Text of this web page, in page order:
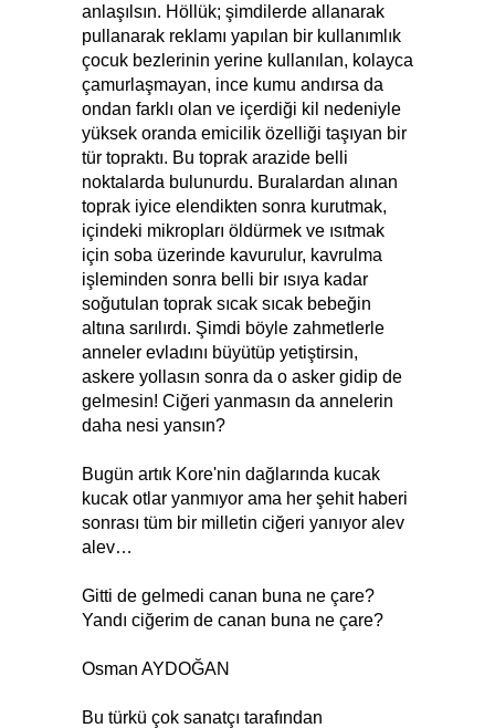
anlaşılsın. Höllük; şimdilerde allanarak
pullanarak reklamı yapılan bir kullanımlık
çocuk bezlerinin yerine kullanılan, kolayca
çamurlaşmayan, ince kumu andırsa da
ondan farklı olan ve içerdiği kil nedeniyle
yüksek oranda emicilik özelliği taşıyan bir
tür topraktı. Bu toprak arazide belli
noktalarda bulunurdu. Buralardan alınan
toprak iyice elendikten sonra kurutmak,
içindeki mikropları öldürmek ve ısıtmak
için soba üzerinde kavurulur, kavrulma
işleminden sonra belli bir ısıya kadar
soğutulan toprak sıcak sıcak bebeğin
altına sarılırdı. Şimdi böyle zahmetlerle
anneler evladını büyütüp yetiştirsin,
askere yollasın sonra da o asker gidip de
gelmesin! Ciğeri yanmasın da annelerin
daha nesi yansın?
Bugün artık Kore'nin dağlarında kucak
kucak otlar yanmıyor ama her şehit haberi
sonrası tüm bir milletin ciğeri yanıyor alev
alev…
Gitti de gelmedi canan buna ne çare?
Yandı ciğerim de canan buna ne çare?
Osman AYDOĞAN
Bu türkü çok sanatçı tarafından